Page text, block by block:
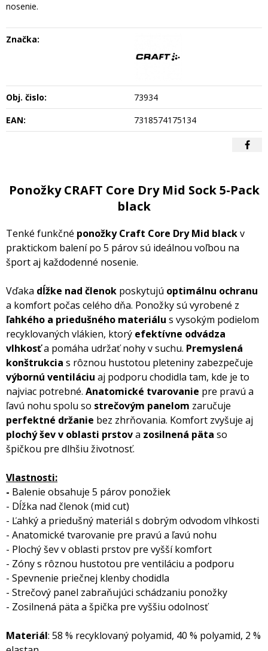
nosenie.
Značka:
Obj. čislo:
73934
EAN:
7318574175134
Ponožky CRAFT Core Dry Mid Sock 5-Pack
black
Tenké funkčné ponožky Craft Core Dry Mid blackv
praktickom balení po 5 párov sú ideálnou voľbou na
šport aj každodenné nosenie.
Vďaka dĺžke nad členok poskytujú optimálnu ochranu
a komfort počas celého dňa. Ponožky sú vyrobené z
ľahkého a priedušného materiálu s vysokým podielom
recyklovaných vlákien, ktorý efektívne odvádza
vlhkosťa pomáha udržať nohy v suchu. Premyslená
konštrukcia s rôznou hustotou pleteniny zabezpečuje
výbornú ventiláciu aj podporu chodidla tam, kde je to
najviac potrebné. Anatomické tvarovanie pre pravú a
ľavú nohu spolu so strečovým panelom zaručuje
perfektné držanie bez zhrňovania. Komfort zvyšuje aj
plochý šev v oblasti prstova zosilnená päta so
špičkou pre dlhšiu životnosť.
Vlastnosti:
- Balenie obsahuje 5 párov ponožiek
- Dĺžka nad členok (mid cut)
- Ľahký a priedušný materiál s dobrým odvodom vlhkosti
- Anatomické tvarovanie pre pravú a ľavú nohu
- Plochý šev v oblasti prstov pre vyšší komfort
- Zóny s rôznou hustotou pre ventiláciu a podporu
- Spevnenie priečnej klenby chodidla
- Strečový panel zabraňujúci schádzaniu ponožky
- Zosilnená päta a špička pre vyššiu odolnosť
Materiál: 58 % recyklovaný polyamid, 40 % polyamid, 2 %